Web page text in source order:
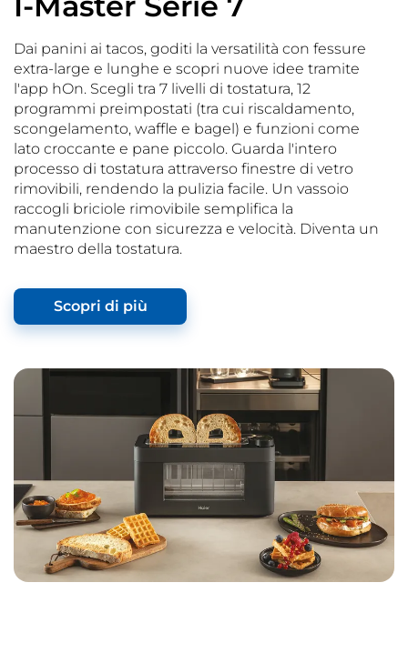
Dai panini ai tacos, goditi la versatilità con fessure
extra-large e lunghe e scopri nuove idee tramite
l'app hOn. Scegli tra 7 livelli di tostatura, 12
programmi preimpostati (tra cui riscaldamento,
scongelamento, waffle e bagel) e funzioni come
lato croccante e pane piccolo. Guarda l'intero
processo di tostatura attraverso finestre di vetro
rimovibili, rendendo la pulizia facile. Un vassoio
raccogli briciole rimovibile semplifica la
manutenzione con sicurezza e velocità. Diventa un
maestro della tostatura.
Scopri di più